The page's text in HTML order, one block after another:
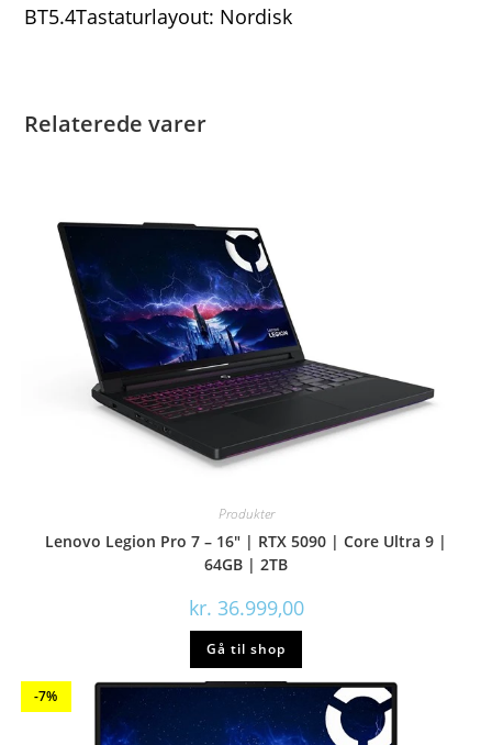
BT5.4Tastaturlayout: Nordisk
Relaterede varer
Produkter
Lenovo Legion Pro 7 – 16″ | RTX 5090 | Core Ultra 9 |
64GB | 2TB
kr. 36.999,00
Gå til shop
-7%